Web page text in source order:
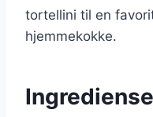
tortellini til en
hjemmekokke.